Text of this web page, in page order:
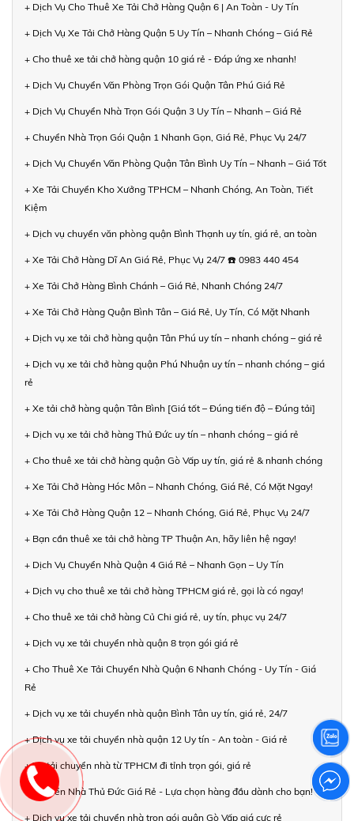
+ Dịch Vụ Cho Thuê Xe Tải Chở Hàng Quận 6 | An Toàn - Uy Tín
+ Dịch Vụ Xe Tải Chở Hàng Quận 5 Uy Tín – Nhanh Chóng – Giá Rẻ
+ Cho thuê xe tải chở hàng quận 10 giá rẻ - Đáp ứng xe nhanh!
+ Dịch Vụ Chuyển Văn Phòng Trọn Gói Quận Tân Phú Giá Rẻ
+ Dịch Vụ Chuyển Nhà Trọn Gói Quận 3 Uy Tín – Nhanh – Giá Rẻ
+ Chuyển Nhà Trọn Gói Quận 1 Nhanh Gọn, Giá Rẻ, Phục Vụ 24/7
+ Dịch Vụ Chuyển Văn Phòng Quận Tân Bình Uy Tín – Nhanh – Giá Tốt
+ Xe Tải Chuyển Kho Xưởng TPHCM – Nhanh Chóng, An Toàn, Tiết
Kiệm
+ Dịch vụ chuyển văn phòng quận Bình Thạnh uy tín, giá rẻ, an toàn
+ Xe Tải Chở Hàng Dĩ An Giá Rẻ, Phục Vụ 24/7 ☎️ 0983 440 454
+ Xe Tải Chở Hàng Bình Chánh – Giá Rẻ, Nhanh Chóng 24/7
+ Xe Tải Chở Hàng Quận Bình Tân – Giá Rẻ, Uy Tín, Có Mặt Nhanh
+ Dịch vụ xe tải chở hàng quận Tân Phú uy tín – nhanh chóng – giá rẻ
+ Dịch vụ xe tải chở hàng quận Phú Nhuận uy tín – nhanh chóng – giá
rẻ
+ Xe tải chở hàng quận Tân Bình [Giá tốt – Đúng tiến độ – Đúng tải]
+ Dịch vụ xe tải chở hàng Thủ Đức uy tín – nhanh chóng – giá rẻ
+ Cho thuê xe tải chở hàng quận Gò Vấp uy tín, giá rẻ & nhanh chóng
+ Xe Tải Chở Hàng Hóc Môn – Nhanh Chóng, Giá Rẻ, Có Mặt Ngay!
+ Xe Tải Chở Hàng Quận 12 – Nhanh Chóng, Giá Rẻ, Phục Vụ 24/7
+ Bạn cần thuê xe tải chở hàng TP Thuận An, hãy liên hệ ngay!
+ Dịch Vụ Chuyển Nhà Quận 4 Giá Rẻ – Nhanh Gọn – Uy Tín
+ Dịch vụ cho thuê xe tải chở hàng TPHCM giá rẻ, gọi là có ngay!
+ Cho thuê xe tải chở hàng Củ Chi giá rẻ, uy tín, phục vụ 24/7
+ Dịch vụ xe tải chuyển nhà quận 8 trọn gói giá rẻ
+ Cho Thuê Xe Tải Chuyển Nhà Quận 6 Nhanh Chóng - Uy Tín - Giá
Rẻ
+ Dịch vụ xe tải chuyển nhà quận Bình Tân uy tín, giá rẻ, 24/7
+ Dịch vụ xe tải chuyển nhà quận 12 Uy tín - An toàn - Giá rẻ
+ Xe tải chuyển nhà từ TPHCM đi tỉnh trọn gói, giá rẻ
+ Chuyển Nhà Thủ Đức Giá Rẻ - Lựa chọn hàng đầu dành cho bạn!
+ Dịch vụ xe tải chuyển nhà trọn gói quận Gò Vấp giá cực rẻ